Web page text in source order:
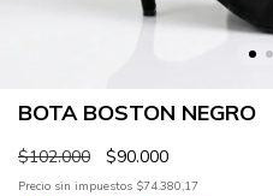
BOTA BOSTON NEGRO
$102.000 $90.000
Precio sin impuestos $74.380,17